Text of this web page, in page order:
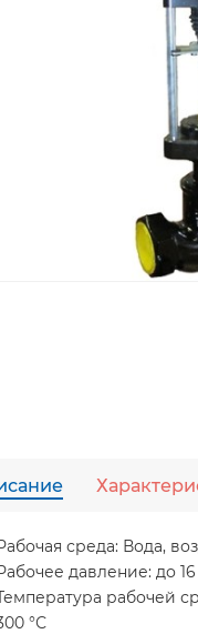
среда: Вода,
давление: до
рабочей
°С